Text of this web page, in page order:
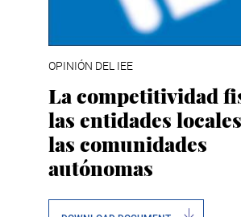
OPINIÓN DEL IEE
La competitividad
las entidades
las comunidades
autónomas